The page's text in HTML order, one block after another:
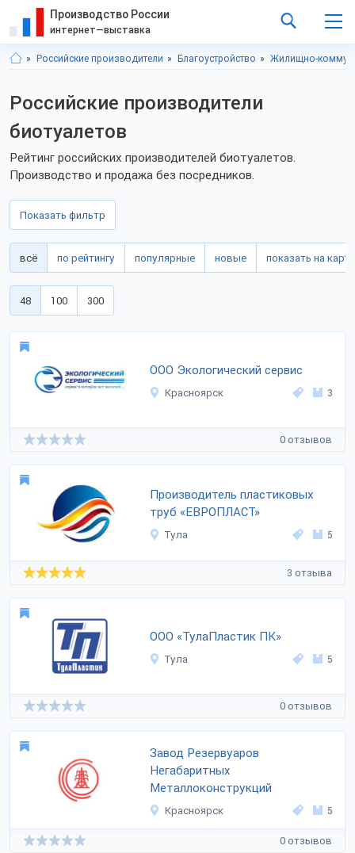
Производство России
интернет—выставка
Российские производители Благоустройство Жилищно-
Российские производители
биотуалетов
Рейтинг российских производителей биотуалетов.
Производство и продажа без посредников.
Показать фильтр
всё по рейтингу популярные новые показать на карте
48 100 300
ООО Экологический сервис
Красноярск 3
0 отзывов
Производитель пластиковых
труб «ЕВРОПЛАСТ»
Тула 5
3 отзыва
ООО «ТулаПластик ПК»
Тула 5
0 отзывов
Завод Резервуаров
Негабаритных
Металлоконструкций
Красноярск 5
0 отзывов